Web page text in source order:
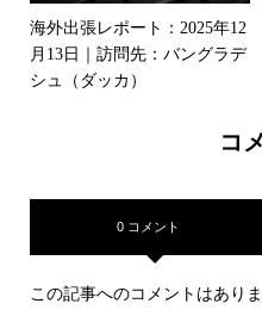
海外出張レポート：2025年12
月13日｜訪問先：バングラデ
シュ（ダッカ）
コ
0 コメント
この記事へのコメントはありま